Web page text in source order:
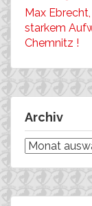
Max
starkem
Chemnitz !
Archiv
Archiv